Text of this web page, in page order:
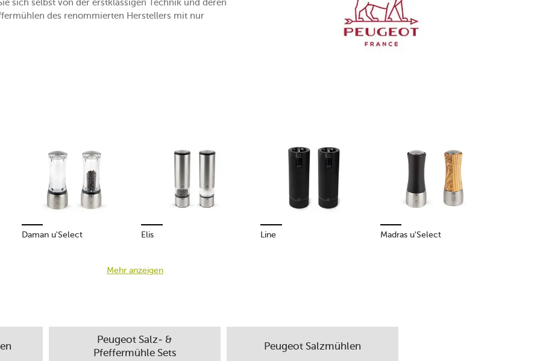
sich selbst von der erstklassigen Technik und deren
des renommierten Herstellers mit nur
Daman u'Select Elis Line Madras u'Select
Mehr anzeigen
Peugeot Salz- &
Pfeffermühle Sets
Peugeot Salzmühlen